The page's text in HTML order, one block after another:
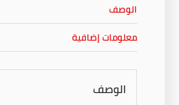
الوصف
معلومات إضافية
الوصف